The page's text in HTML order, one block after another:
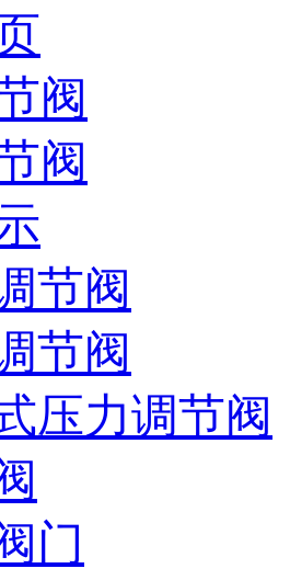
阀
阀
节阀
节阀
压力调节阀
门